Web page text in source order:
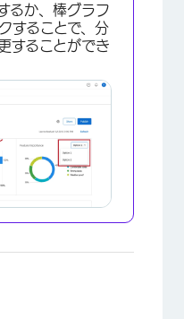
るか、棒グラフ
することで、分
することができ